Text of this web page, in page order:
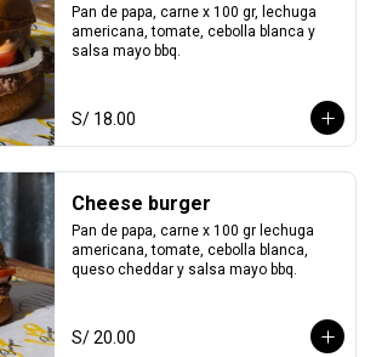
Pan de papa, carne x 100 gr, lechuga
americana, tomate, cebolla blanca y
salsa mayo bbq.
S/ 18.00
Cheese burger
Pan de papa, carne x 100 gr lechuga
americana, tomate, cebolla blanca,
queso cheddar y salsa mayo bbq.
S/ 20.00